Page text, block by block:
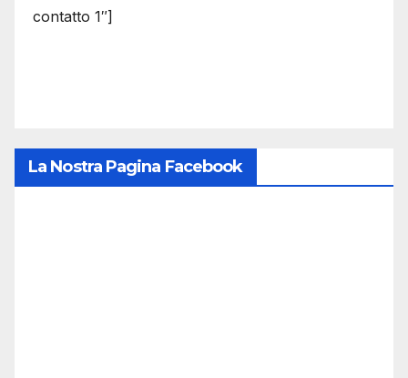
contatto 1″]
La Nostra Pagina Facebook